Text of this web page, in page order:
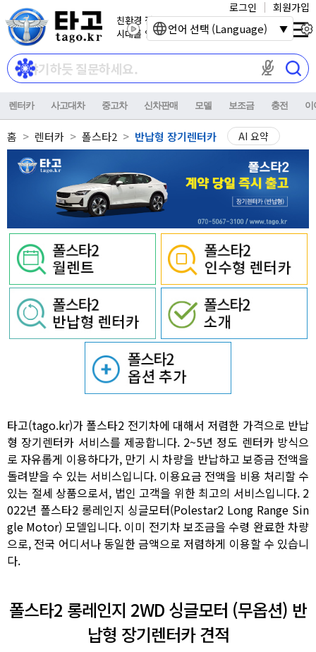
친환경 전기자동차
시대를 열어갑니다.
마이크 권한이
로그인 회원가입
렌터카 사고대차 중고차 신차판매 모델 보조금 충전 이
홈 렌터카 폴스타2 반납형 장기렌터카 AI 요약
타고(tago.kr)가 폴스타2 전기차에 대해서 저렴한 가격으로 반납
형 장기렌터카 서비스를 제공합니다. 2~5년 정도 렌터카 방식으
로 자유롭게 이용하다가, 만기 시 차량을 반납하고 보증금 전액을
돌려받을 수 있는 서비스입니다. 이용요금 전액을 비용 처리할 수
있는 절세 상품으로서, 법인 고객을 위한 최고의 서비스입니다. 2
022년 폴스타2 롱레인지 싱글모터(Polestar2 Long Range Sin
gle Motor) 모델입니다. 이미 전기차 보조금을 수령 완료한 차량
으로, 전국 어디서나 동일한 금액으로 저렴하게 이용할 수 있습니
다.
폴스타2 롱레인지 2WD 싱글모터 (무옵션) 반
납형 장기렌터카 견적
언어 선택 (Language)